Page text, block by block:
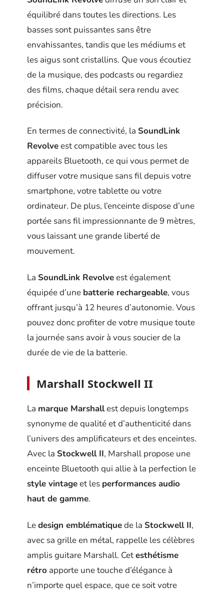
équilibré dans toutes les directions. Les
basses sont puissantes sans être
envahissantes, tandis que les médiums et
les aigus sont cristallins. Que vous écoutiez
de la musique, des podcasts ou regardiez
des films, chaque détail sera rendu avec
précision.
En termes de connectivité, la SoundLink
Revolveest compatible avec tous les
appareils Bluetooth, ce qui vous permet de
diffuser votre musique sans fil depuis votre
smartphone, votre tablette ou votre
ordinateur. De plus, l’enceinte dispose d’une
portée sans fil impressionnante de 9 mètres,
vous laissant une grande liberté de
mouvement.
La SoundLink Revolveest également
équipée d’une batterie rechargeable, vous
offrant jusqu’à 12 heures d’autonomie. Vous
pouvez donc profiter de votre musique toute
la journée sans avoir à vous soucier de la
durée de vie de la batterie.
Marshall Stockwell II
La marque Marshallest depuis longtemps
synonyme de qualité et d’authenticité dans
l’univers des amplificateurs et des enceintes.
Avec la Stockwell II, Marshall propose une
enceinte Bluetooth qui allie à la perfection le
style vintageet les performances audio
haut de gamme.
Ledesign emblématiquede la Stockwell II,
avec sa grille en métal, rappelle les célèbres
amplis guitare Marshall. Cetesthétisme
rétro apporte une touche d’élégance à
n’importe quel espace, que ce soit votre